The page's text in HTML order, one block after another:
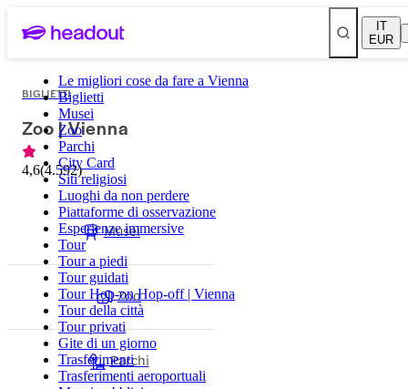
IT
EUR
Le migliori cose da fare a Vienna
Biglietti
Musei
Zoo
Parchi
City Card
Siti religiosi
Luoghi da non perdere
Piattaforme di osservazione
Esperienze immersive
Tour
Tour a piedi
Tour guidati
Tour Hop-on Hop-off | Vienna
Tour della città
Tour privati
Gite di un giorno
Trasferimenti
Trasferimenti aeroportuali
BIGLIETTI
Zoo | Vienna
4,6(4.592)
Musei
Zoo
Parchi